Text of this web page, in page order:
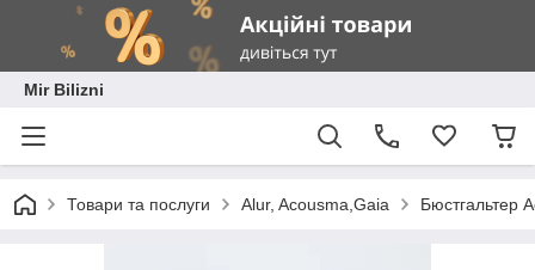
Mir Bilizni
Товари та послуги Alur, Acousma,Gaia Бюстгальтер